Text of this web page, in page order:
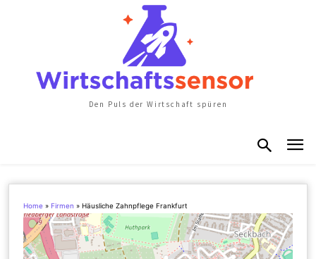
Den Puls der Wirtschaft spüren
Home » Firmen »Häusliche Zahnpflege Frankfurt